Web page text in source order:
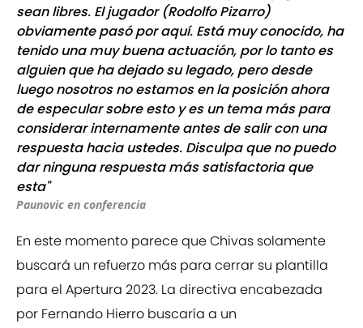
sean libres. El jugador (Rodolfo Pizarro)
obviamente pasó por aquí. Está muy conocido, ha
tenido una muy buena actuación, por lo tanto es
alguien que ha dejado su legado, pero desde
luego nosotros no estamos en la posición ahora
de especular sobre esto y es un tema más para
considerar internamente antes de salir con una
respuesta hacia ustedes. Disculpa que no puedo
dar ninguna respuesta más satisfactoria que
esta"
Paunovic en conferencia
En este momento parece que Chivas solamente
buscará un refuerzo más para cerrar su plantilla
para el Apertura 2023. La directiva encabezada
por Fernando Hierro buscaría a un